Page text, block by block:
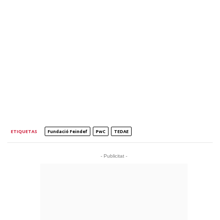
ETIQUETAS Fundació Feindef PwC TEDAE
- Publicitat -